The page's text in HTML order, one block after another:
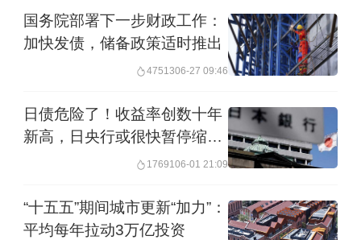
育儿补贴资金兑现也体现在财政数据
中。根据财政部数据，今年前4个月全国
一般公共预算支出中的卫生健康支出为
8310亿元，同比增长11.4%，这明显高
于平均支出增速（1.3%），而其中原因
之一就是发放育儿补贴。
一般来说，各省0~3岁婴幼儿人口越多，
国务院部署下一步财政工作：
加快发债，储备政策适时推出
4751306-27 09:46
日债危险了！收益率创数十年
新高，日央行或很快暂停缩表
1769106-01 21:09
“十五五”期间城市更新“加力”：
平均每年拉动3万亿投资